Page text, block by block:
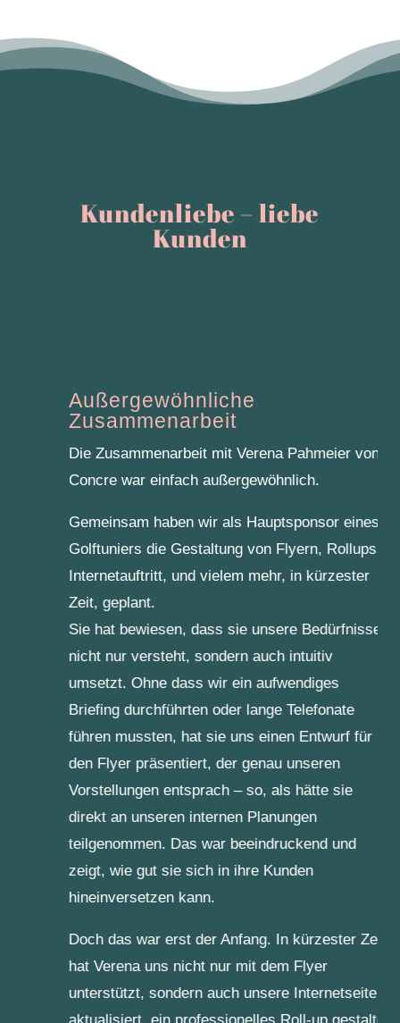
Kundenliebe – liebe
Kunden
Außergewöhnliche
Zusammenarbeit
Die Zusammenarbeit mit Verena Pahmeier von
Concre war einfach außergewöhnlich.
Gemeinsam haben wir als Hauptsponsor eines
Golftuniers die Gestaltung von Flyern, Rollups,
Internetauftritt, und vielem mehr, in kürzester
Zeit, geplant.
Sie hat bewiesen, dass sie unsere Bedürfnisse
nicht nur versteht, sondern auch intuitiv
umsetzt. Ohne dass wir ein aufwendiges
Briefing durchführten oder lange Telefonate
führen mussten, hat sie uns einen Entwurf für
den Flyer präsentiert, der genau unseren
Vorstellungen entsprach – so, als hätte sie
direkt an unseren internen Planungen
teilgenommen. Das war beeindruckend und
zeigt, wie gut sie sich in ihre Kunden
hineinversetzen kann.
Doch das war erst der Anfang. In kürzester Zeit
hat Verena uns nicht nur mit dem Flyer
unterstützt, sondern auch unsere Internetseite